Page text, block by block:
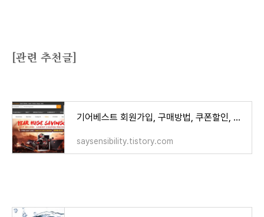
[관련 추천글]
기어베스트 회원가입, 구매방법, 쿠폰할인, 결제까지 한방에 "기어베스트 직구"
saysensibility.tistory.com